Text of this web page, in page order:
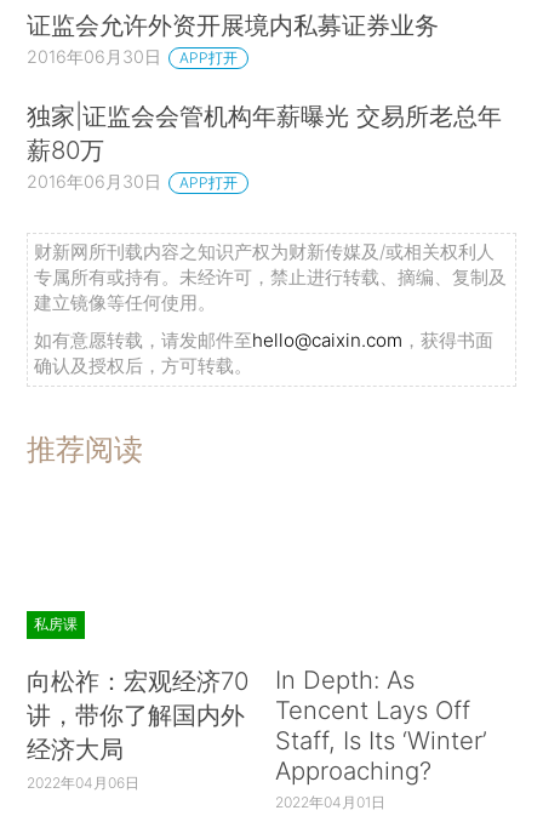
证监会允许外资开展境内私募证券业务
2016年06月30日 APP打开
独家|证监会会管机构年薪曝光 交易所老总年
薪80万
2016年06月30日 APP打开
财新网所刊载内容之知识产权为财新传媒及/或相关权利人
专属所有或持有。未经许可，禁止进行转载、摘编、复制及
建立镜像等任何使用。
如有意愿转载，请发邮件至hello@caixin.com ，获得书面
确认及授权后，方可转载。
推荐阅读
私房课
向松祚：宏观经济70
讲，带你了解国内外
经济大局
2022年04月06日
In Depth: As
Tencent Lays Off
Staff, Is Its ‘Winter’
Approaching?
2022年04月01日